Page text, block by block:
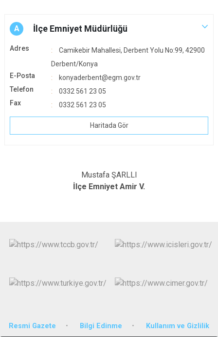
A İlçe Emniyet Müdürlüğü
Adres
Camikebir Mahallesi, Derbent Yolu No:99, 42900
Derbent/Konya
E-Posta
konyaderbent@egm.gov.tr
Telefon
0332 561 23 05
Fax
0332 561 23 05
Haritada Gör
Mustafa ŞARLLI
İlçe Emniyet Amir V.
Resmi Gazete Bilgi Edinme Kullanım ve Gizlilik